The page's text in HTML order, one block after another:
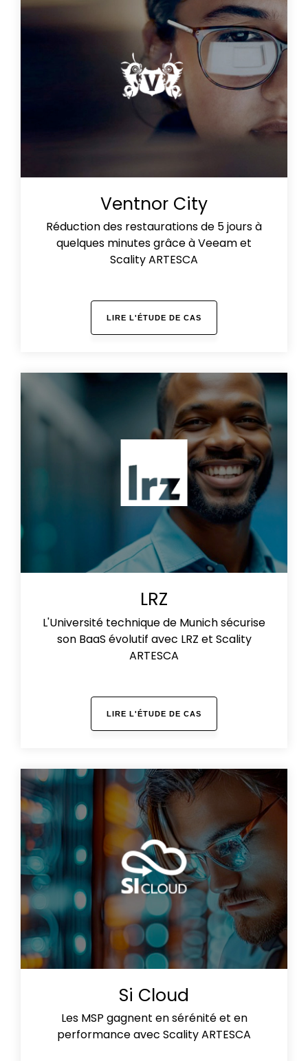
Ventnor City
Réduction des restaurations de 5 jours à
quelques minutes grâce à Veeam et
Scality ARTESCA
LIRE L'ÉTUDE DE CAS
LRZ
L'Université technique de Munich sécurise
son BaaS évolutif avec LRZ et Scality
ARTESCA
LIRE L'ÉTUDE DE CAS
Si Cloud
Les MSP gagnent en sérénité et en
performance avec Scality ARTESCA